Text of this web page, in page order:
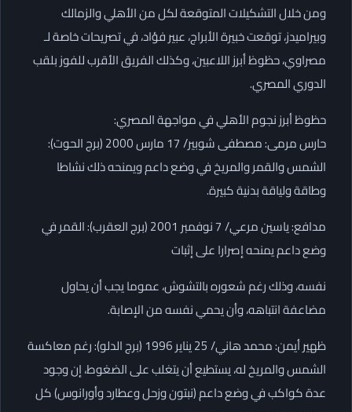
ومن خلال التشكيلات المتوقعة لكل من الأهلي والزمالك
وبيراميدز، توقعت خبيرة الأبراج، عبير فؤاد، في تصريحات خاصة لـ
مصراوي، حظوظ أبرز اللاعبين، وكذلك الفريق الأقرب للفوز بلقب
الدوري المصري.
حظوظ أبرز نجوم الأهلي في مواجهة المصري:
حارس مرمى: مصطفى شوبير/ 17 مارس 2000 (برج الحوت):
الشمس والقمر والمريخ في وضع داعم ويمنحه ذلك نشاطا
وطاقة ولياقة بدنية كبيرة.
مدافع: ياسين مرعي/ 7 نوفمبر 2001 (برج العقرب): القمر في
وضع داعم يمنحه إصرارا على إثبات
نفسه، وذلك رغم شعوره بالتشوش، عموما يجب أن يحاول
مضاعفة انتباهه، وأن يحمي نفسه من الإصابة.
ظهير أيمن: محمد هاني/ 25 يناير 1996 (برج الدلو): رغم معاكسة
الشمس والمريخ له، يستطيع أن يتغلب على الضغوط، إن وجود
عدة كواكب في وضع داعم (نبتون وزحل وعطارد وأورانوس) كل